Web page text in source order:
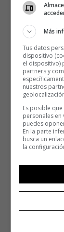
Más
Tus datos
dispositivo
el dispositivo)
partners y
nuestros
Es posible
personales en
puedes
En la parte
busca un
la